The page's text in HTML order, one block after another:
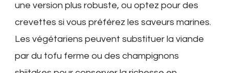
une version plus robuste, ou optez pour des
crevettes si vous préférez les saveurs marines.
Les végétariens peuvent substituer la viande
par du tofu ferme ou des champignons